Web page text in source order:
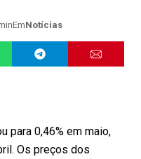
EmNotícias
para 0,46% em maio,
Os preços dos